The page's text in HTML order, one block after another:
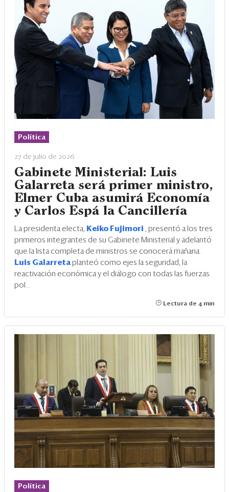
Política
27 de julio de 2026
Gabinete Ministerial: Luis
Galarreta será primer ministro,
Elmer Cuba asumirá Economía
y Carlos Espá la Cancillería
La presidenta electa, Keiko Fujimori
, presentó a los tres
primeros integrantes de su Gabinete Ministerial y adelantó
que la lista completa de ministros se conocerá mañana.
Luis Galarreta planteó como ejes la seguridad, la
reactivación económica y el diálogo con todas las fuerzas
pol...
Lectura de 4 min
Política